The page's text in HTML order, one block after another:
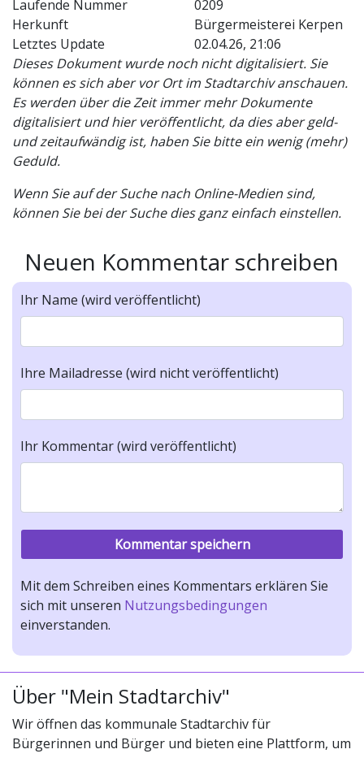
Laufende Nummer
0209
Herkunft
Bürgermeisterei Kerpen
Letztes Update
02.04.26, 21:06
Dieses Dokument wurde noch nicht digitalisiert. Sie
können es sich aber vor Ort im Stadtarchiv anschauen.
Es werden über die Zeit immer mehr Dokumente
digitalisiert und hier veröffentlicht, da dies aber geld-
und zeitaufwändig ist, haben Sie bitte ein wenig (mehr)
Geduld.
Wenn Sie auf der Suche nach Online-Medien sind,
können Sie bei der Suche dies ganz einfach einstellen.
Neuen Kommentar schreiben
Ihr Name (wird veröffentlicht)
Ihre Mailadresse (wird nicht veröffentlicht)
Ihr Kommentar (wird veröffentlicht)
Mit dem Schreiben eines Kommentars erklären Sie
sich mit unseren Nutzungsbedingungen
einverstanden.
Über "Mein Stadtarchiv"
Wir öffnen das kommunale Stadtarchiv für
Bürgerinnen und Bürger und bieten eine Plattform, um